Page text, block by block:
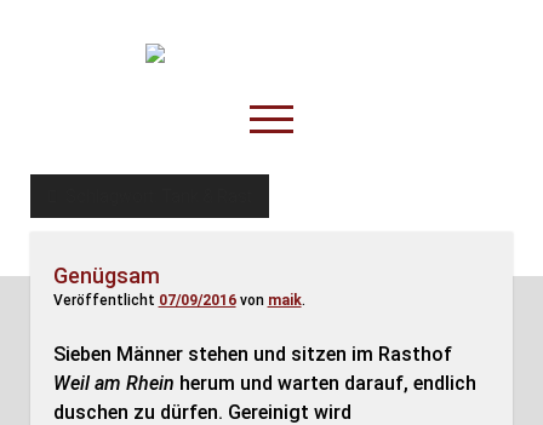
TruckOnline.de
open
menu
facebook
threadslinkedin
Disposition
Genügsam
Veröffentlicht 07/09/2016von maik.
Sieben Männer stehen und sitzen im Rasthof
Weil am Rhein herum und warten darauf, endlich
duschen zu dürfen. Gereinigt wird